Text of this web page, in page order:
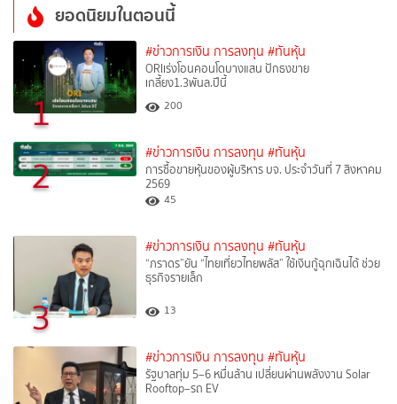
ยอดนิยมในตอนนี้
1
#ข่าวการเงิน การลงทุน #ทันหุ้น
ORIเร่งโอนคอนโดบางแสน ปักธงขาย
เกลี้ยง1.3พันล.ปีนี้
200
2 #ข่าวการเงิน การลงทุน #ทันหุ้น
การซื้อขายหุ้นของผู้บริหาร บจ. ประจำวันที่ 7 สิงหาคม
2569
45
3
#ข่าวการเงิน การลงทุน #ทันหุ้น
“ภราดร”ยัน “ไทยเที่ยวไทยพลัส” ใช้เงินกู้ฉุกเฉินได้ ช่วย
ธุรกิจรายเล็ก
13
#ข่าวการเงิน การลงทุน #ทันหุ้น
รัฐบาลทุ่ม 5–6 หมื่นล้าน เปลี่ยนผ่านพลังงาน Solar
Rooftop–รถ EV